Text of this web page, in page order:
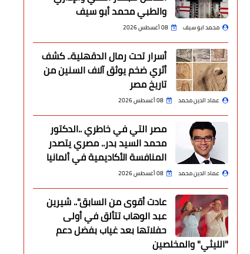
والطبي محمد أبو سيف
محمد ابو سيف 08 أغسطس 2026
أسرار تحت رمال الدقهلية.. كشف
أثري ضخم يوثق آلاف السنين من
تاريخ مصر
عماد الدين محمد 08 أغسطس 2026
مصر التي في خاطري ..الدكتور
محمد السيد بدر.. مصري يتصدر
المنافسة الأكاديمية في ألمانيا
عماد الدين محمد 08 أغسطس 2026
عادت أقوى من السابق".. شيرين
عبد الوهاب تتألق في أولى
حفلاتها بعد غياب بفضل دعم
"الليثي" والمخلصين